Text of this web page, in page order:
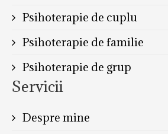
Psihoterapie de cuplu
Psihoterapie de familie
Psihoterapie de grup
Servicii
Despre mine